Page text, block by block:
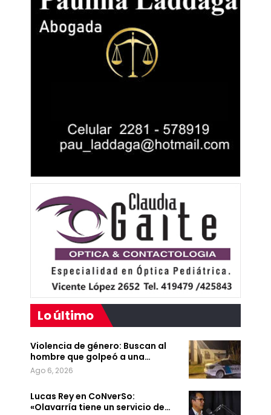
Lo último
Violencia de género: Buscan al
hombre que golpeó a una…
Ago 6, 2026
Lucas Rey en CoNverSo:
«Olavarría tiene un servicio de…